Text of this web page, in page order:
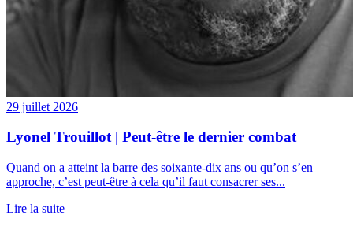
29 juillet 2026
Lyonel Trouillot | Peut-être le dernier combat
Quand on a atteint la barre des soixante-dix ans ou qu’on s’en
approche, c’est peut-être à cela qu’il faut consacrer ses...
Lire la suite